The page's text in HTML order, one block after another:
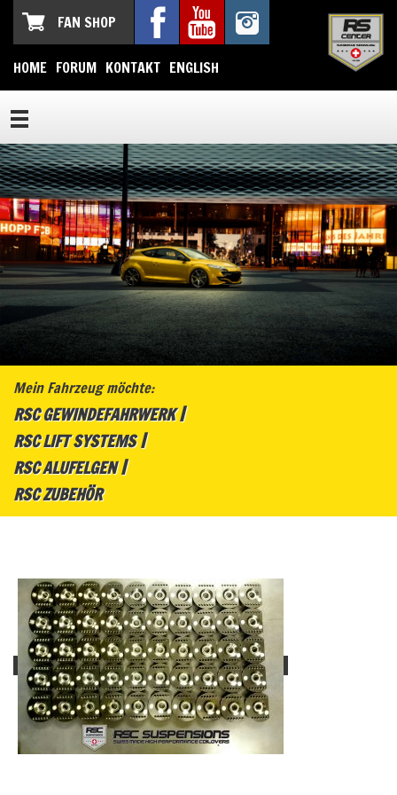
FAN SHOP
HOME FORUM KONTAKT ENGLISH
Mein Fahrzeug möchte:
RSC GEWINDEFAHRWERK
RSC LIFT SYSTEMS
RSC ALUFELGEN
RSC ZUBEHÖR